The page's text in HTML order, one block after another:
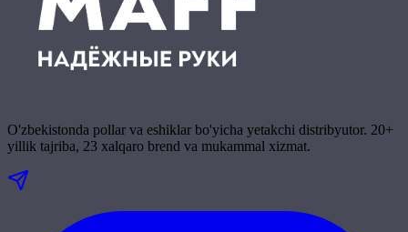
O'zbekistonda pollar va eshiklar bo'yicha yetakchi distribyutor. 20+
yillik tajriba, 23 xalqaro brend va mukammal xizmat.